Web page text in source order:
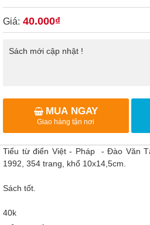
Giá: 40.000₫
Sách mới cập nhật !
MUA NGAY
Giao hàng tận nơi
Tiểu từ điển Việt - Pháp - Đào Văn
1992, 354 trang, khổ 10x14,5cm.
Sách tốt.
40k